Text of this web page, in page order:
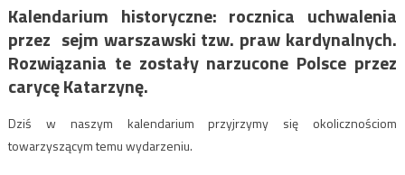
Kalendarium historyczne: rocznica uchwalenia
przez sejm warszawski tzw. praw kardynalnych.
Rozwiązania te zostały narzucone Polsce przez
carycę Katarzynę.
Dziś w naszym kalendarium przyjrzymy się okolicznościom
towarzyszącym temu wydarzeniu.